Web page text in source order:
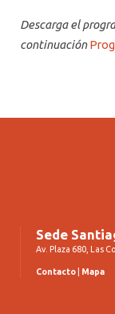
Descarga el
continuación
Sede
Av. Plaza 680, Las
Contacto Mapa